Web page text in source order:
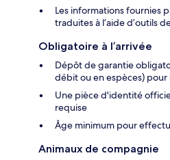
Les informations fournies
traduites à l’aide d’outils
Obligatoire à l’arrivée
Dépôt de garantie
débit ou en espèces) pour
Une pièce d'identité
requise
Âge minimum pour
Animaux de compagnie